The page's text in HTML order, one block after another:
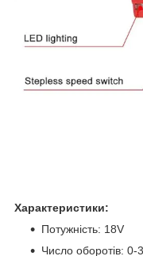
Характеристики:
Потужність: 18V
Число оборотів: 0-